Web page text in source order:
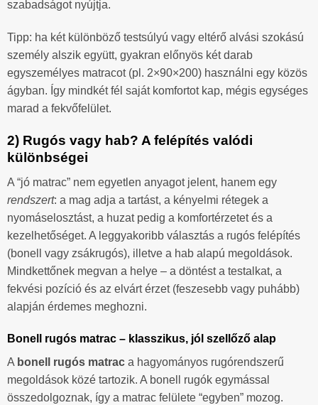
szabadságot nyújtja.
Tipp: ha két különböző testsúlyú vagy eltérő alvási szokású
személy alszik együtt, gyakran előnyös két darab
egyszemélyes matracot (pl. 2×90×200) használni egy közös
ágyban. Így mindkét fél saját komfortot kap, mégis egységes
marad a fekvőfelület.
2) Rugós vagy hab? A felépítés valódi
különbségei
A “jó matrac” nem egyetlen anyagot jelent, hanem egy
rendszert: a mag adja a tartást, a kényelmi rétegek a
nyomáselosztást, a huzat pedig a komfortérzetet és a
kezelhetőséget. A leggyakoribb választás a rugós felépítés
(bonell vagy zsákrugós), illetve a hab alapú megoldások.
Mindkettőnek megvan a helye – a döntést a testalkat, a
fekvési pozíció és az elvárt érzet (feszesebb vagy puhább)
alapján érdemes meghozni.
Bonell rugós matrac – klasszikus, jól szellőző alap
A bonell rugós matrac a hagyományos rugórendszerű
megoldások közé tartozik. A bonell rugók egymással
összedolgoznak, így a matrac felülete “egyben” mozog.